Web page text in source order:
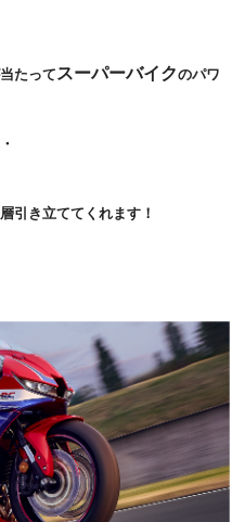
たってスーパーバイクのパワ
引き立ててくれます！